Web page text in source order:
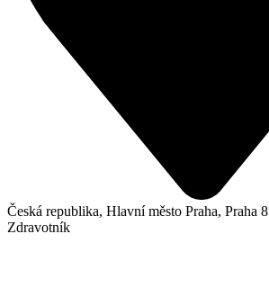
Česká republika, Hlavní město Praha, Praha 8
Zdravotník